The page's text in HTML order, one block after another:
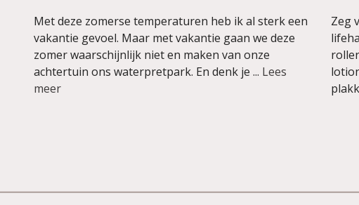
Met deze zomerse temperaturen heb ik al sterk een
vakantie gevoel. Maar met vakantie gaan we deze
zomer waarschijnlijk niet en maken van onze
achtertuin ons waterpretpark. En denk je ... Lees
meer
Zeg